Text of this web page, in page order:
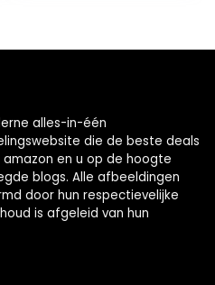
alles-in-één
die de beste deals
en u op de hoogte
blogs. Alle afbeeldingen
door hun respectievelijke
is afgeleid van hun